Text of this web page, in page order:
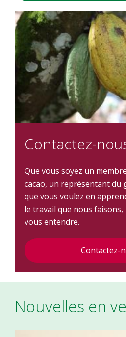
Contactez-
Que vous soyez un
cacao, un représentant du
que vous voulez en
le travail que nous
vous entendre.
Contactez-
Nouvelles en